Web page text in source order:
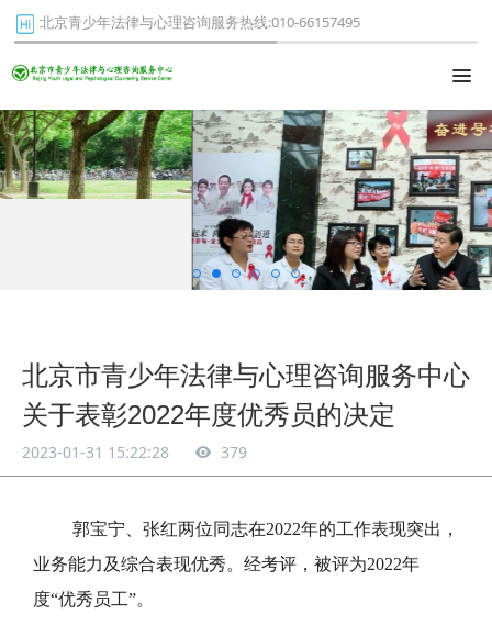
北京青少年法律与心理咨询服务热线:010-66157495
北京市青少年法律与心理咨询服务中心
关于表彰2022年度优秀员的决定
郭宝宁、张红两位同志在2022年的工作表现突出，
业务能力及综合表现优秀。经考评，被评为2022年